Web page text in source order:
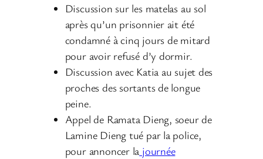
Discussion sur les matelas au sol
après qu’un prisonnier ait été
condamné à cinq jours de mitard
pour avoir refusé d’y dormir.
Discussion avec Katia au sujet des
proches des sortants de longue
peine.
Appel de Ramata Dieng, soeur de
Lamine Dieng tué par la police,
pour annoncer la journée